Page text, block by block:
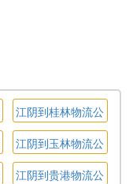
江阴到桂林物流公
司
江阴到玉林物流公
司
江阴到贵港物流公